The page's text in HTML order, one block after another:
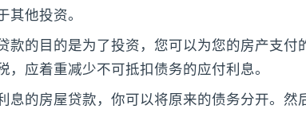
其他投资。
款的目的是为了投资，您可以为您的房产支付
，应着重减少不可抵扣债务的应付利息。
息的房屋贷款，你可以将原来的债务分开。然